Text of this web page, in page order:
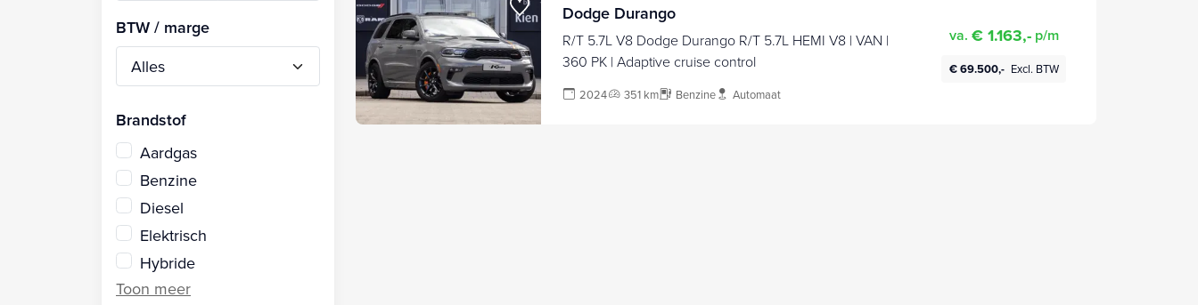
BTW / marge
Brandstof
Aardgas
Benzine
Diesel
Elektrisch
Hybride
Dodge Durango
R/T 5.7L V8 Dodge Durango R/T 5.7L HEMI V8 | VAN |
360 PK | Adaptive cruise control
2024 351 km Benzine Automaat
va. € 1.163,- p/m
€ 69.500,- Excl. BTW